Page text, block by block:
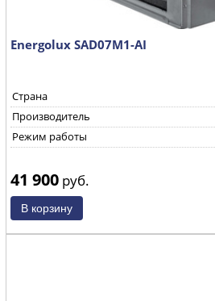
Energolux SAD07M1-AI
Страна
Производитель
Режим работы
41 900 руб.